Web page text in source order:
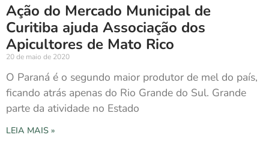
Ação do Mercado Municipal de
Curitiba ajuda Associação dos
Apicultores de Mato Rico
20 de maio de 2020
O Paraná é o segundo maior produtor de mel do país,
ficando atrás apenas do Rio Grande do Sul. Grande
parte da atividade no Estado
LEIA MAIS »